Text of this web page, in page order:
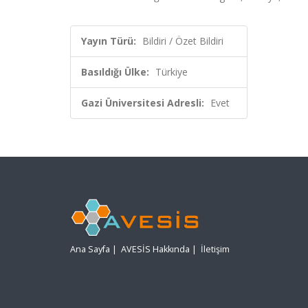
Yayın Türü: Bildiri / Özet Bildiri
Basıldığı Ülke: Türkiye
Gazi Üniversitesi Adresli: Evet
Ana Sayfa | AVESİS Hakkında | İletişim